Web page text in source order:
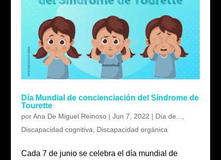
Día Mundial de concienciación del Síndrome de
Tourette
porAna De Miguel Reinoso| Jun 7, 2022 | Día de...,
Discapacidad cognitiva, Discapacidad orgánica
Cada 7 de junio se celebra el día mundial de